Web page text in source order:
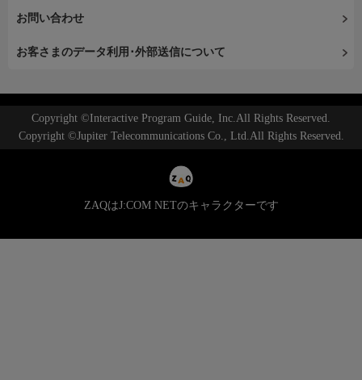
お問い合わせ
お客さまのデータ利用･外部送信について
Copyright ©Interactive Program Guide, Inc.All Rights Reserved.
Copyright ©Jupiter Telecommunications Co., Ltd.All Rights Reserved.
ZAQはJ:COM NETのキャラクターです